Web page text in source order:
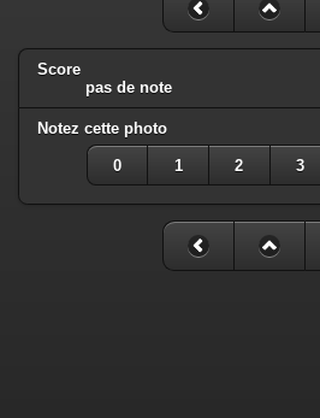
Score
pas de note
Notez cette photo
0 1 2 3